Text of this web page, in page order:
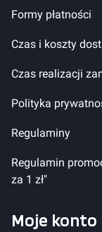
Formy płatności
Czas i koszty
Czas realizacji
Polityka
Regulaminy
Regulamin
za 1 zł"
Moje konto